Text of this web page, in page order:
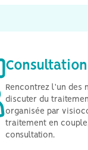
Rencontrez l'un des
discuter du
organisée par
traitement en
consultation.